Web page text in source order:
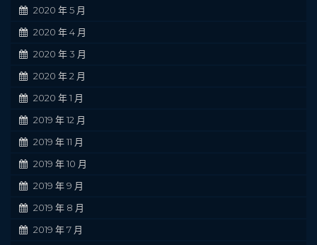
2020 年 5 月
2020 年 4 月
2020 年 3 月
2020 年 2 月
2020 年 1 月
2019 年 12 月
2019 年 11 月
2019 年 10 月
2019 年 9 月
2019 年 8 月
2019 年 7 月